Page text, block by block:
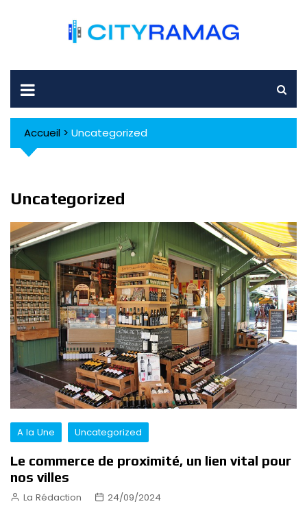
Accueil > Uncategorized
Uncategorized
A la Une Uncategorized
Le commerce de proximité, un lien vital pour
nos villes
La Rédaction 24/09/2024